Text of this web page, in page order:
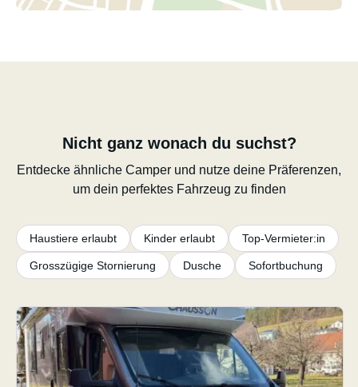
Nicht ganz wonach du suchst?
Entdecke ähnliche Camper und nutze deine Präferenzen,
um dein perfektes Fahrzeug zu finden
Haustiere erlaubt Kinder erlaubt Top-Vermieter:in
Grosszügige Stornierung Dusche Sofortbuchung